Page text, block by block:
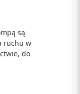
są
ruchu w
do